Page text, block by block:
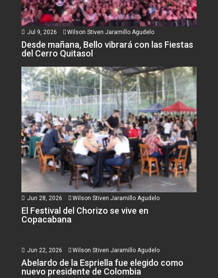
Jul 9, 2026 Wilson Stiven Jaramillo Agudelo
Desde mañana, Bello vibrará con las Fiestas
del Cerro Quitasol
Jun 28, 2026 Wilson Stiven Jaramillo Agudelo
El Festival del Chorizo se vive en
Copacabana
Jun 22, 2026 Wilson Stiven Jaramillo Agudelo
Abelardo de la Espriella fue elegido como
nuevo presidente de Colombia